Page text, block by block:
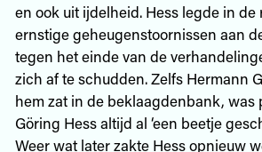
en ook uit ijdelheid. Hess legde in de
ernstige geheugenstoornissen aan
tegen het einde van de
zich af te schudden. Zelfs Hermann
hem zat in de beklaagdenbank, was
Göring Hess altijd al ‘een beetje
Weer wat later zakte Hess opnieuw